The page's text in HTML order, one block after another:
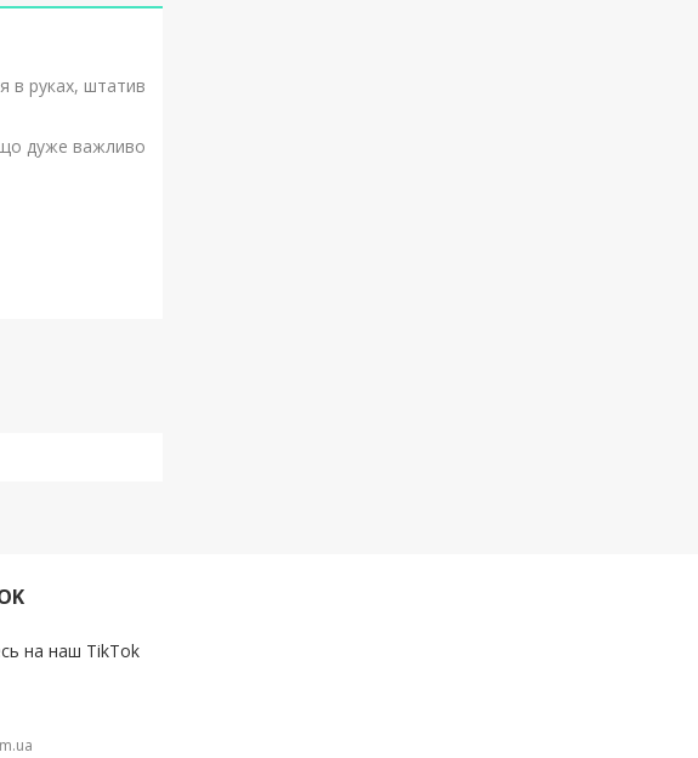
в руках, штатив
що дуже важливо
на наш TikTok